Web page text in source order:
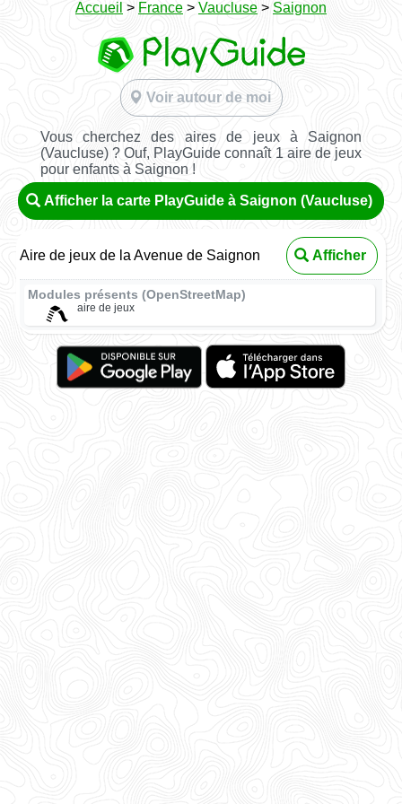
Accueil > France > Vaucluse > Saignon
Voir autour de moi
Vous cherchez des aires de jeux à Saignon
(Vaucluse) ? Ouf, PlayGuide connaît 1 aire de jeux
pour enfants à Saignon !
Afficher la carte PlayGuide à Saignon (Vaucluse)
Aire de jeux de la Avenue de Saignon Afficher
Modules présents (OpenStreetMap)
aire de jeux